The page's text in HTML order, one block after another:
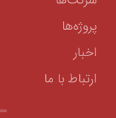
پروژه‌ها
اخبار
ارتباط با ما